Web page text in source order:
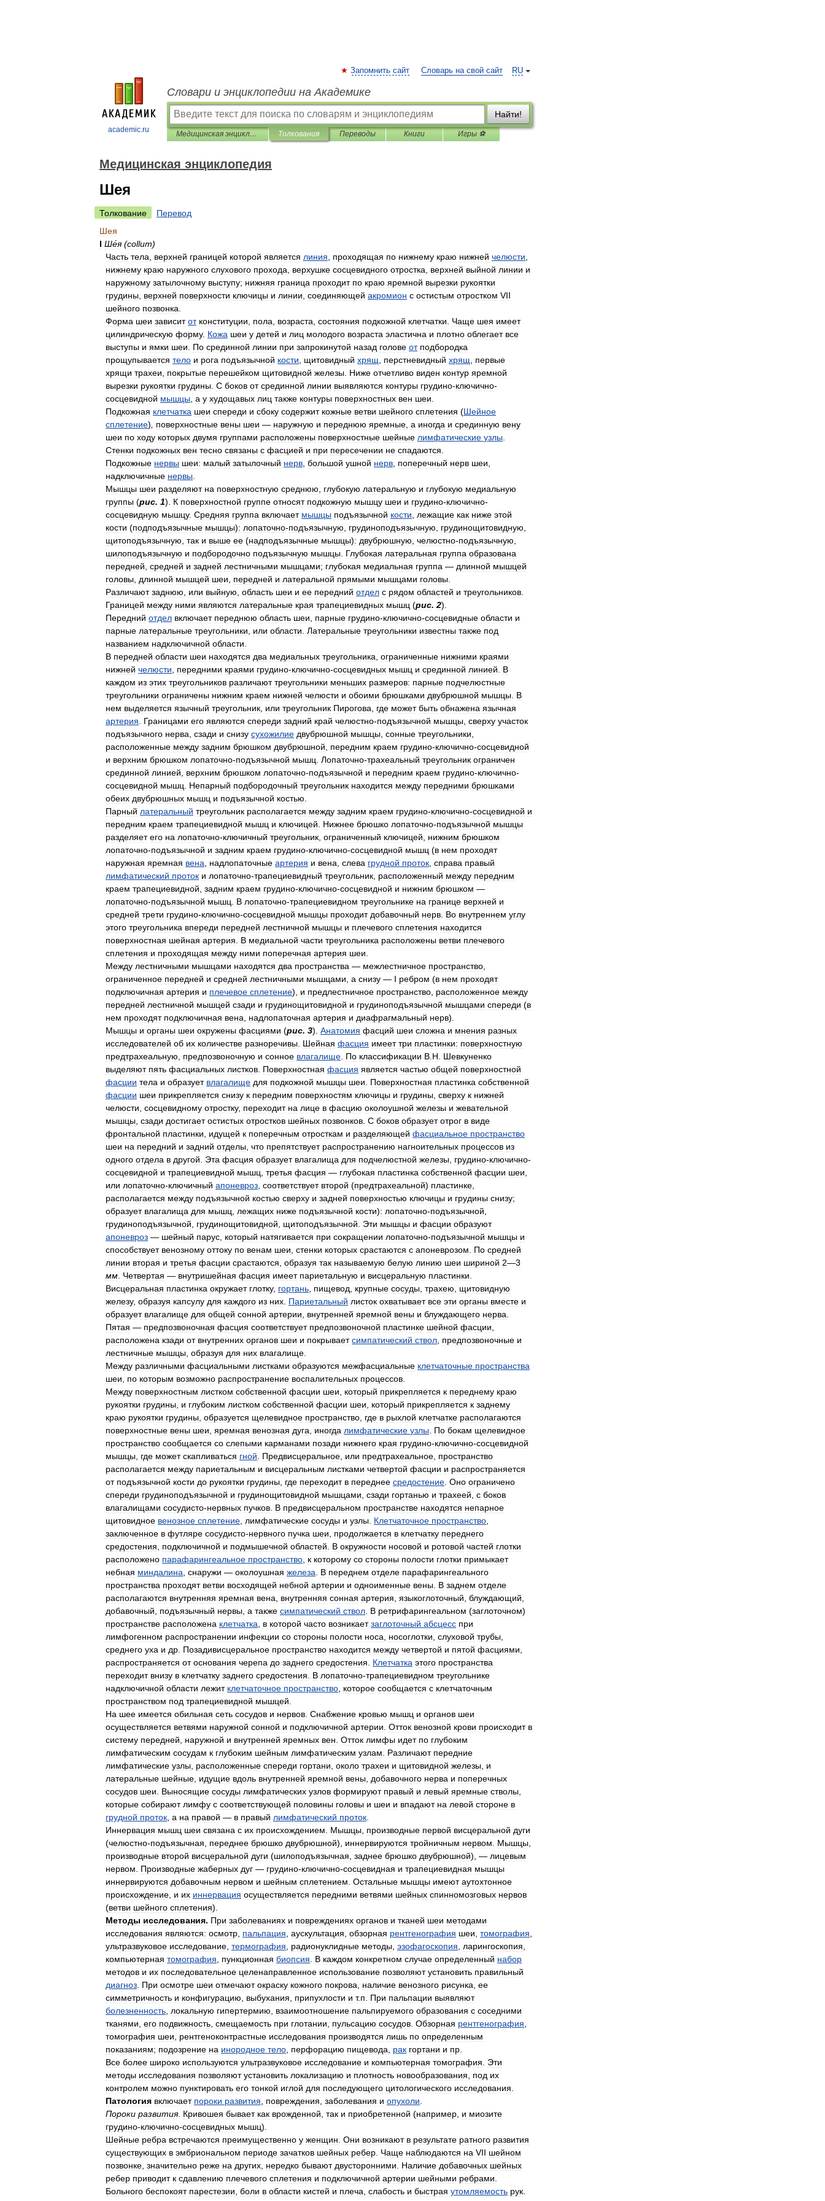
academic.ru
RU
Запомнить сайт Словарь на свой сайт
Словари и энциклопедии на Академике
Найти!
Медицинская энциклопедия Толкования Переводы Книги Игры ⚽
Медицинская энциклопедия
Шея
Толкование
Перевод
Шея
I Ше́я(collum)
Часть тела верхней границей которой является линия проходящая по нижнему краю нижней челюсти
нижнему краю наружного слухового прохода верхушке сосцевидного отростка верхней выйной линии и
наружному затылочному выступу; нижняя граница проходит по краю яремной вырезки рукоятки
грудины верхней поверхности ключицы и линии соединяющей акромион с остистым отростком VII
шейного позвонка
Форма шеи зависит от конституции пола возраста состояния подкожной клетчатки Чаще шея имеет
цилиндрическую форму. Кожа шеи у детей и лиц молодого возраста эластична и плотно облегает все
выступы и ямки шеи По срединной линии при запрокинутой назад голове от подбородка
прощупывается тело и рога подъязычной кости щитовидный хрящ перстневидный хрящ
первые
хрящи трахеи покрытые перешейком щитовидной железы Ниже отчетливо виден контур яремной
вырезки рукоятки грудины С боков от срединной линии выявляются контуры грудино-ключично-
сосцевидной мышцы а у худощавых лиц также контуры поверхностных вен шеи
Подкожная клетчатка шеи спереди и сбоку содержит кожные ветви шейного сплетения (Шейное
сплетение) поверхностные вены шеи — наружную и переднюю яремные а иногда и срединную вену
шеи по ходу которых двумя группами расположены поверхностные шейные лимфатические узлы
Стенки подкожных вен тесно связаны с фасцией и при пересечении не спадаются
Подкожные нервы шеи: малый затылочный нерв большой ушной нерв поперечный нерв шеи
надключичные нервы
Мышцы шеи разделяют на поверхностную среднюю глубокую латеральную и глубокую медиальную
группы (рис. 1). К поверхностной группе относят подкожную мышцу шеи и грудино-ключично-
сосцевидную мышцу. Средняя группа включает мышцы подъязычной кости лежащие как ниже этой
кости (подподъязычные мышцы): лопаточно-подъязычную грудиноподъязычную грудинощитовидную
щитоподъязычную так и выше ее (надподъязычные мышцы): двубрюшную челюстно-подъязычную
шилоподъязычную и подбородочно подъязычную мышцы Глубокая латеральная группа образована
передней средней и задней лестничными мышцами; глубокая медиальная группа — длинной мышцей
головы длинной мышцей шеи передней и латеральной прямыми мышцами головы
Различают заднюю или выйную область шеи и ее передний отдел с рядом областей и треугольников
Границей между ними являются латеральные края трапециевидных мышц (рис. 2).
Передний отдел включает переднюю область шеи парные грудино-ключично-сосцевидные области и
парные латеральные треугольники или области Латеральные треугольники известны также под
названием надключичной области
В передней области шеи находятся два медиальных треугольника ограниченные нижними краями
нижней челюсти передними краями грудино-ключично-сосцевидных мышц и срединной линией
В
каждом из этих треугольников различают треугольники меньших размеров: парные подчелюстные
треугольники ограничены нижним краем нижней челюсти и обоими брюшками двубрюшной мышцы В
нем выделяется язычный треугольник или треугольник Пирогова где может быть обнажена язычная
артерия
Границами его являются спереди задний край челюстно-подъязычной мышцы сверху участок
подъязычного нерва сзади и снизу сухожилие двубрюшной мышцы сонные треугольники
расположенные между задним брюшком двубрюшной передним краем грудино-ключично-сосцевидной
и верхним брюшком лопаточно-подъязычной мышц Лопаточно-трахеальный треугольник ограничен
срединной линией верхним брюшком лопаточно-подъязычной и передним краем грудино-ключично-
сосцевидной мышц Непарный подбородочный треугольник находится между передними брюшками
обеих двубрюшных мышц и подъязычной костью
Парный латеральный треугольник располагается между задним краем грудино-ключично-сосцевидной и
передним краем трапециевидной мышц и ключицей Нижнее брюшко лопаточно-подъязычной мышцы
разделяет его на лопаточно-ключичный треугольник ограниченный ключицей нижним брюшком
лопаточно-подъязычной и задним краем грудино-ключично-сосцевидной мышц (в нем проходят
наружная яремная вена надлопаточные артерия и вена слева грудной проток справа правый
лимфатический проток и лопаточно-трапециевидный треугольник расположенный между передним
краем трапециевидной задним краем грудино-ключично-сосцевидной и нижним брюшком —
лопаточно-подъязычной мышц В лопаточно-трапециевидном треугольнике на границе верхней и
средней трети грудино-ключично-сосцевидной мышцы проходит добавочный нерв Во внутреннем углу
этого треугольника впереди передней лестничной мышцы и плечевого сплетения находится
поверхностная шейная артерия В медиальной части треугольника расположены ветви плечевого
сплетения и проходящая между ними поперечная артерия шеи
Между лестничными мышцами находятся два пространства — межлестничное пространство
ограниченное передней и средней лестничными мышцами а снизу — I ребром (в нем проходят
подключичная артерия и плечевое сплетение), и предлестничное пространство расположенное между
передней лестничной мышцей сзади и грудинощитовидной и грудиноподъязычной мышцами спереди (в
нем проходят подключичная вена надлопаточная артерия и диафрагмальный нерв).
Мышцы и органы шеи окружены фасциями (рис. 3). Анатомия фасций шеи сложна и мнения разных
исследователей об их количестве разноречивы Шейная фасция имеет три пластинки: поверхностную
предтрахеальную
предпозвоночную и сонное влагалище По классификации В Н
Шевкуненко
выделяют пять фасциальных листков Поверхностная фасция является частью общей поверхностной
фасции тела и образует влагалище для подкожной мышцы шеи Поверхностная пластинка собственной
фасции шеи прикрепляется снизу к передним поверхностям ключицы и грудины сверху к нижней
челюсти сосцевидному отростку, переходит на лице в фасцию околоушной железы и жевательной
мышцы сзади достигает остистых отростков шейных позвонков С боков образует отрог в виде
фронтальной пластинки идущей к поперечным отросткам и разделяющей фасциальное пространство
шеи на передний и задний отделы что препятствует распространению нагноительных процессов из
одного отдела в другой Эта фасция образует влагалища для подчелюстной железы грудино-ключично-
сосцевидной и трапециевидной мышц третья фасция — глубокая пластинка собственной фасции шеи
или лопаточно-ключичный апоневроз соответствует второй (предтрахеальной) пластинке
располагается между подъязычной костью сверху и задней поверхностью ключицы и грудины снизу;
образует влагалища для мышц лежащих ниже подъязычной кости): лопаточно-подъязычной
грудиноподъязычной
грудинощитовидной щитоподъязычной Эти мышцы и фасции образуют
апоневроз — шейный парус который натягивается при сокращении лопаточно-подъязычной мышцы и
способствует венозному оттоку по венам шеи стенки которых срастаются с апоневрозом По средней
линии вторая и третья фасции срастаются образуя так называемую белую линию шеи шириной 2—3
мм Четвертая — внутришейная фасция имеет париетальную и висцеральную пластинки
Висцеральная пластинка окружает глотку, гортань пищевод крупные сосуды трахею
щитовидную
железу, образуя капсулу для каждого из них Париетальный листок охватывает все эти органы вместе и
образует влагалище для общей сонной артерии внутренней яремной вены и блуждающего нерва
Пятая — предпозвоночная фасция соответствует предпозвоночной пластинке шейной фасции
расположена кзади от внутренних органов шеи и покрывает симпатический ствол предпозвоночные и
лестничные мышцы образуя для них влагалище
Между различными фасциальными листками образуются межфасциальные клетчаточные пространства
шеи
по которым возможно распространение воспалительных процессов
Между поверхностным листком собственной фасции шеи который прикрепляется к переднему краю
рукоятки грудины и глубоким листком собственной фасции шеи который прикрепляется к заднему
краю рукоятки грудины образуется щелевидное пространство где в рыхлой клетчатке располагаются
поверхностные вены шеи яремная венозная дуга иногда лимфатические узлы По бокам щелевидное
пространство сообщается со слепыми карманами позади нижнего края грудино-ключично-сосцевидной
мышцы где может скапливаться гной Предвисцеральное или предтрахеальное пространство
располагается между париетальным и висцеральным листками четвертой фасции и распространяется
от подъязычной кости до рукоятки грудины где переходит в переднее средостение Оно ограничено
спереди грудиноподъязычной и грудинощитовидной мышцами сзади гортанью и трахеей с боков
влагалищами сосудисто-нервных пучков В предвисцеральном пространстве находятся непарное
щитовидное венозное сплетение лимфатические сосуды и узлы Клетчаточное пространство
заключенное в футляре сосудисто-нервного пучка шеи продолжается в клетчатку переднего
средостения
подключичной и подмышечной областей В окружности носовой и ротовой частей глотки
расположено парафарингеальное пространство к которому со стороны полости глотки примыкает
небная миндалина снаружи — околоушная железа В переднем отделе парафарингеального
пространства проходят ветви восходящей небной артерии и одноименные вены В заднем отделе
располагаются внутренняя яремная вена внутренняя сонная артерия языкоглоточный блуждающий
добавочный
подъязычный нервы а также симпатический ствол В ретрифарингеальном (заглоточном)
пространстве расположена клетчатка в которой часто возникает заглоточный абсцесс при
лимфогенном распространении инфекции со стороны полости носа носоглотки слуховой трубы
среднего уха и др Позадивисцеральное пространство находится между четвертой и пятой фасциями
распространяется от основания черепа до заднего средостения Клетчатка этого пространства
переходит внизу в клетчатку заднего средостения В лопаточно-трапециевидном треугольнике
надключичной области лежит клетчаточное пространство которое сообщается с клетчаточным
пространством под трапециевидной мышцей
На шее имеется обильная сеть сосудов и нервов Снабжение кровью мышц и органов шеи
осуществляется ветвями наружной сонной и подключичной артерии Отток венозной крови происходит в
систему передней наружной и внутренней яремных вен Отток лимфы идет по глубоким
лимфатическим сосудам к глубоким шейным лимфатическим узлам Различают передние
лимфатические узлы расположенные спереди гортани около трахеи и щитовидной железы и
латеральные шейные идущие вдоль внутренней яремной вены добавочного нерва и поперечных
сосудов шеи Выносящие сосуды лимфатических узлов формируют правый и левый яремные стволы
которые собирают лимфу с соответствующей половины головы и шеи и впадают на левой стороне в
грудной проток а на правой — в правый лимфатический проток
Иннервация мышц шеи связана с их происхождением Мышцы производные первой висцеральной дуги
(челюстно-подъязычная переднее брюшко двубрюшной), иннервируются тройничным нервом Мышцы
производные второй висцеральной дуги (шилоподъязычная заднее брюшко двубрюшной), — лицевым
нервом
Производные жаберных дуг — грудино-ключично-сосцевидная и трапециевидная мышцы
иннервируются добавочным нервом и шейным сплетением Остальные мышцы имеют аутохтонное
происхождение и их иннервация осуществляется передними ветвями шейных спинномозговых нервов
(ветви шейного сплетения).
Методы исследования. При заболеваниях и повреждениях органов и тканей шеи методами
исследования являются: осмотр пальпация аускультация обзорная рентгенография шеи томография
ультразвуковое исследование термография радионуклидные методы эзофагоскопия ларингоскопия
компьютерная томография пункционная биопсия В каждом конкретном случае определенный набор
методов и их последовательное целенаправленное использование позволяют установить правильный
диагноз При осмотре шеи отмечают окраску кожного покрова наличие венозного рисунка ее
симметричность и конфигурацию выбухания припухлости и т.п При пальпации выявляют
болезненность локальную гипертермию взаимоотношение пальпируемого образования с соседними
тканями его подвижность смещаемость при глотании пульсацию сосудов Обзорная рентгенография
томография шеи рентгеноконтрастные исследования производятся лишь по определенным
показаниям; подозрение на инородное тело перфорацию пищевода рак гортани и пр
Все более широко используются ультразвуковое исследование и компьютерная томография
Эти
методы исследования позволяют установить локализацию и плотность новообразования под их
контролем можно пунктировать его тонкой иглой для последующего цитологического исследования
Патология включает пороки развития повреждения заболевания и опухоли
Пороки развития. Кривошея бывает как врожденной так и приобретенной (например и миозите
грудино-ключично-сосцевидных мышц).
Шейные ребра встречаются преимущественно у женщин Они возникают в результате ратного развития
существующих в эмбриональном периоде зачатков шейных ребер Чаще наблюдаются на VII шейном
позвонке значительно реже на других нередко бывают двусторонними Наличие добавочных шейных
ребер приводит к сдавлению плечевого сплетения и подключичной артерии шейными ребрами
Больного беспокоят парестезии боли в области кистей и плеча слабость и быстрая утомляемость рук